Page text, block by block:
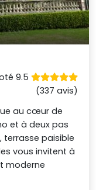
9.5
(337 avis)
au cœur de
et à deux pas
terrasse paisible
vous invitent à
moderne